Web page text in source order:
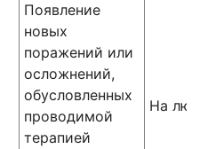
Появление
новых
поражений или
осложнений,
обусловленных
проводимой
терапией
На